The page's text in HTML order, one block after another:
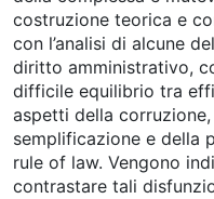
costruzione teorica e
con l’analisi di alcune
diritto amministrativo,
difficile equilibrio tra
aspetti della
semplificazione e della
rule of law. Vengono
contrastare tali